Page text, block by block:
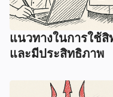
แนวทางในการใช้
และมีประสิทธิภาพ